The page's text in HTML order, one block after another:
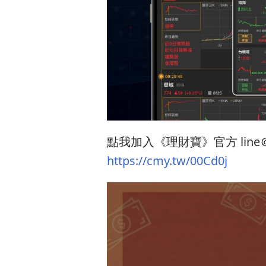
點我加入《理財寶》官方 line
https://cmy.tw/00Cd0j